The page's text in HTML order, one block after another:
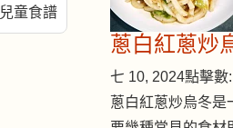
兒童食譜
蔥白紅蔥炒
七 10, 2024點擊數
蔥白紅蔥炒烏冬是